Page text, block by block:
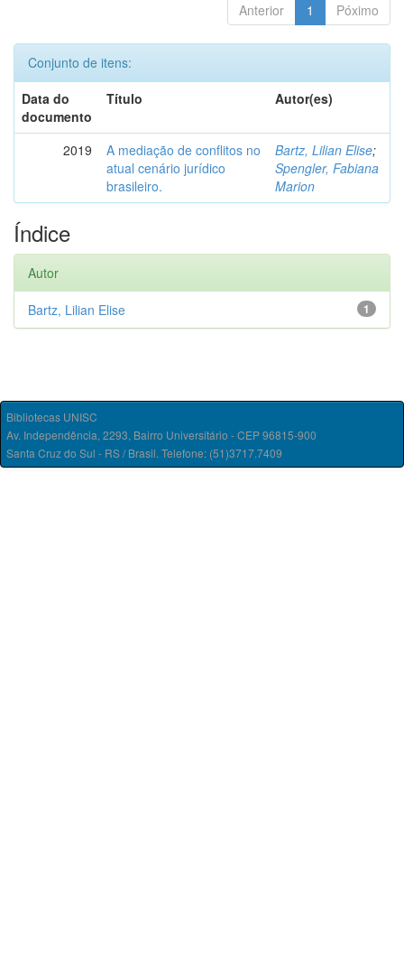
Anterior 1 Póximo
Conjunto de itens:
Data do
documento
Título Autor(es)
2019
A mediação de conflitos no
atual cenário jurídico
brasileiro.
Bartz, Lilian Elise;
Spengler, Fabiana
Marion
Índice
Autor
1
Bartz, Lilian Elise
Bibliotecas UNISC
Av. Independência, 2293, Bairro Universitário - CEP 96815-900
Santa Cruz do Sul - RS / Brasil. Telefone: (51)3717.7409